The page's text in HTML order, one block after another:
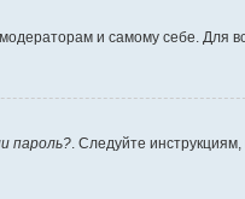
и самому себе. Для
пароль? . Следуйте